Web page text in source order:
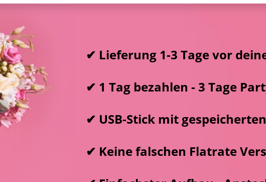
✔ Lieferung 1-3 Tage vor
✔ 1 Tag bezahlen - 3 Tage
✔ USB-Stick mit
✔ Keine falschen Flatrate